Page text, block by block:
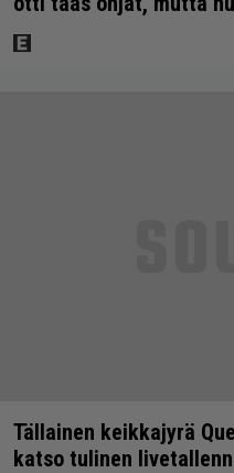
Tällainen keikkajyrä
katso tulinen